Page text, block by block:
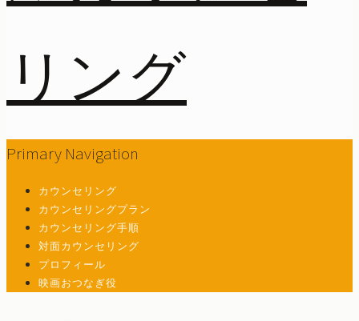
Primary Navigation
カウンセリング
カウンセリングプラン
カウンセリング手順
対面カウンセリング
プロフィール
映画おつなぎ役